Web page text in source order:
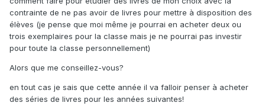
contrainte de ne pas avoir de livres pour mettre à disposition des
élèves (je pense que moi même je pourrai en acheter deux ou
trois exemplaires pour la classe mais je ne pourrai pas investir
pour toute la classe personnellement)
Alors que me conseillez-vous?
en tout cas je sais que cette année il va falloir penser à acheter
des séries de livres pour les années suivantes!